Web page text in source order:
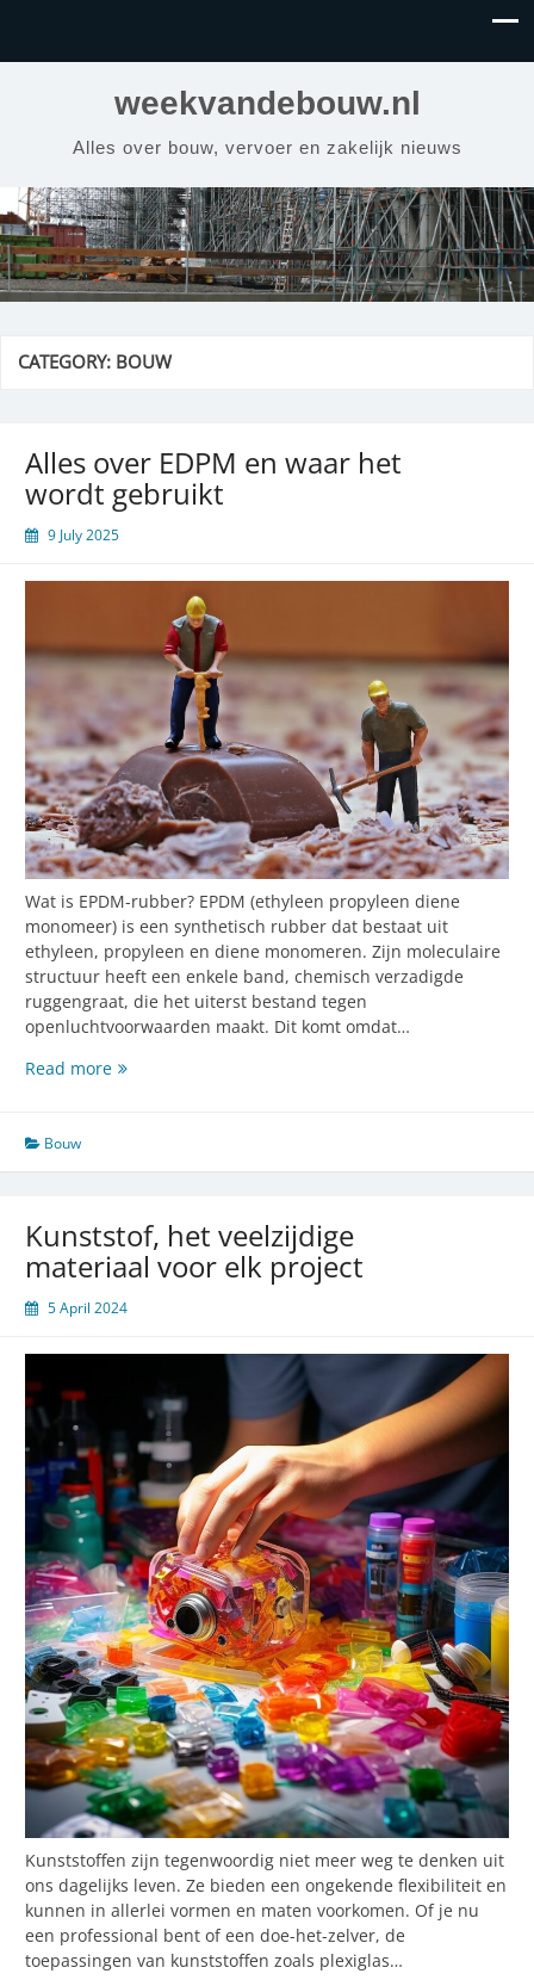
weekvandebouw.nl
Alles over bouw, vervoer en zakelijk nieuws
CATEGORY: BOUW
Alles over EDPM en waar het
wordt gebruikt
9 July 2025
Wat is EPDM-rubber? EPDM (ethyleen propyleen diene
monomeer) is een synthetisch rubber dat bestaat uit
ethyleen, propyleen en diene monomeren. Zijn moleculaire
structuur heeft een enkele band, chemisch verzadigde
ruggengraat, die het uiterst bestand tegen
openluchtvoorwaarden maakt. Dit komt omdat…
Read moreAlles
waar
gebruikt
Bouw
Kunststof, het veelzijdige
materiaal voor elk project
5 April 2024
Kunststoffen zijn tegenwoordig niet meer weg te denken uit
ons dagelijks leven. Ze bieden een ongekende flexibiliteit en
kunnen in allerlei vormen en maten voorkomen. Of je nu
een professional bent of een doe-het-zelver, de
toepassingen van kunststoffen zoals plexiglas…